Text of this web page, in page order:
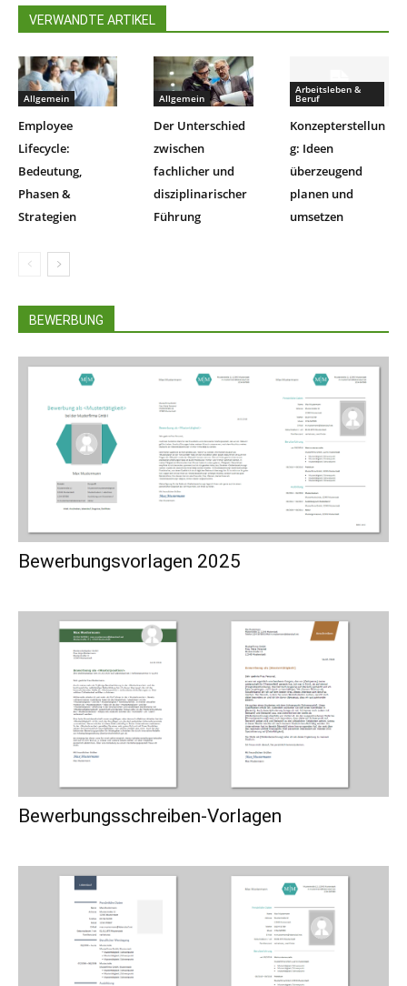
VERWANDTE ARTIKEL
Allgemein
Employee
Lifecycle:
Bedeutung,
Phasen &
Strategien
Allgemein
Der Unterschied
zwischen
fachlicher und
disziplinarischer
Führung
Arbeitsleben &
Beruf
Konzepterstellun
g: Ideen
überzeugend
planen und
umsetzen
BEWERBUNG
Bewerbungsvorlagen 2025
Bewerbungsschreiben-Vorlagen